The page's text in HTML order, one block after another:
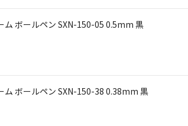
三菱鉛筆 ジェットストリーム ボールペン SXN-150-05 0.5mm 黒
三菱鉛筆 ジェットストリーム ボールペン SXN-150-38 0.38mm 黒